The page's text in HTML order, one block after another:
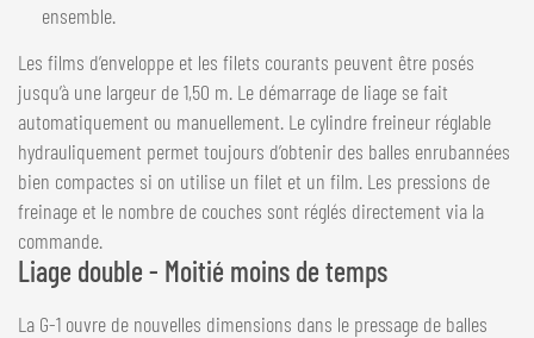
ensemble.
Les films d’enveloppe et les filets courants peuvent être posés
jusqu’à une largeur de 1,50 m. Le démarrage de liage se fait
automatiquement ou manuellement. Le cylindre freineur réglable
hydrauliquement permet toujours d’obtenir des balles enrubannées
bien compactes si on utilise un filet et un film. Les pressions de
freinage et le nombre de couches sont réglés directement via la
commande.
Liage double - Moitié moins de temps
La G-1 ouvre de nouvelles dimensions dans le pressage de balles